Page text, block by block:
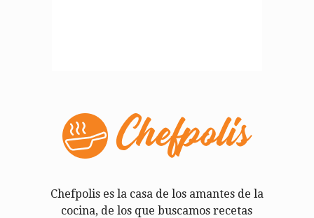
Chefpolis es la casa de los amantes de la
cocina, de los que buscamos recetas